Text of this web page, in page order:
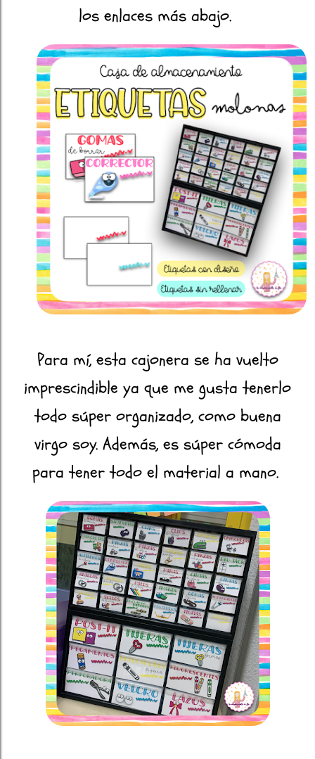
los enlaces más abajo.
Para mí, esta cajonera se ha vuelto
imprescindible ya que me gusta tenerlo
todo súper organizado, como buena
virgo soy. Además, es súper cómoda
para tener todo el material a mano.